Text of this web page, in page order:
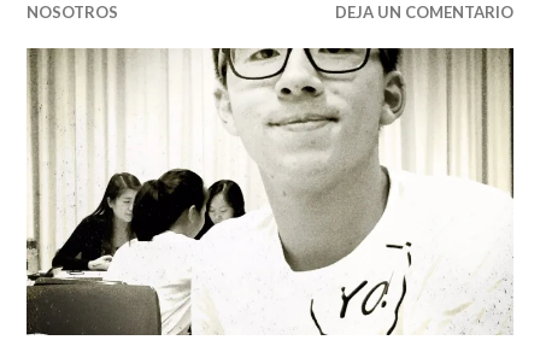
NOSOTROS DEJA UN COMENTARIO